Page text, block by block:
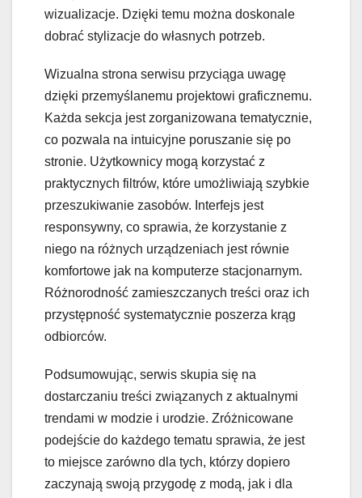
wizualizacje. Dzięki temu można doskonale
dobrać stylizacje do własnych potrzeb.
Wizualna strona serwisu przyciąga uwagę
dzięki przemyślanemu projektowi graficznemu.
Każda sekcja jest zorganizowana tematycznie,
co pozwala na intuicyjne poruszanie się po
stronie. Użytkownicy mogą korzystać z
praktycznych filtrów, które umożliwiają szybkie
przeszukiwanie zasobów. Interfejs jest
responsywny, co sprawia, że korzystanie z
niego na różnych urządzeniach jest równie
komfortowe jak na komputerze stacjonarnym.
Różnorodność zamieszczanych treści oraz ich
przystępność systematycznie poszerza krąg
odbiorców.
Podsumowując, serwis skupia się na
dostarczaniu treści związanych z aktualnymi
trendami w modzie i urodzie. Zróżnicowane
podejście do każdego tematu sprawia, że jest
to miejsce zarówno dla tych, którzy dopiero
zaczynają swoją przygodę z modą, jak i dla